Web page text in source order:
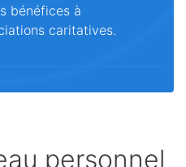
bénéfices à
caritatives.
personnel